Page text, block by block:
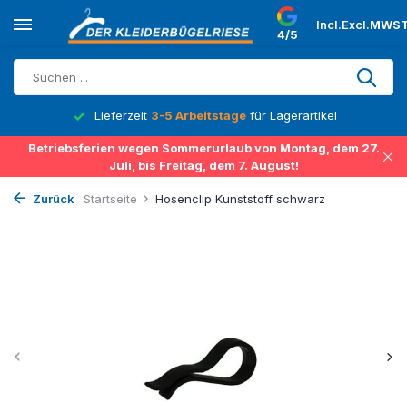
4/5
Incl.Excl.
Lieferzeit 3-5 Arbeitstage für Lagerartikel
Betriebsferien wegen Sommerurlaub von Montag, dem 27.
Juli, bis Freitag, dem 7. August!
Zurück Startseite Hosenclip Kunststoff schwarz